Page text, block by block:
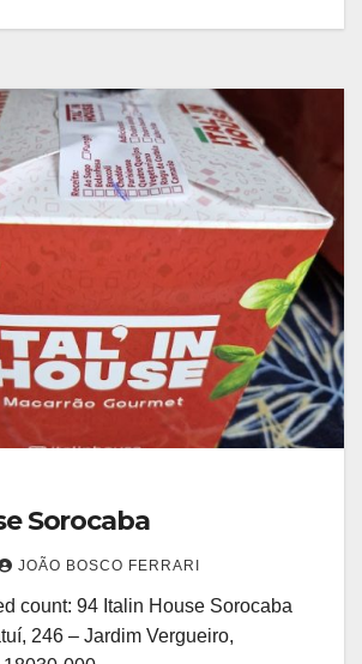
Sorocaba
JOÃO BOSCO FERRARI
count: 94 Italin House Sorocaba
246 – Jardim Vergueiro,